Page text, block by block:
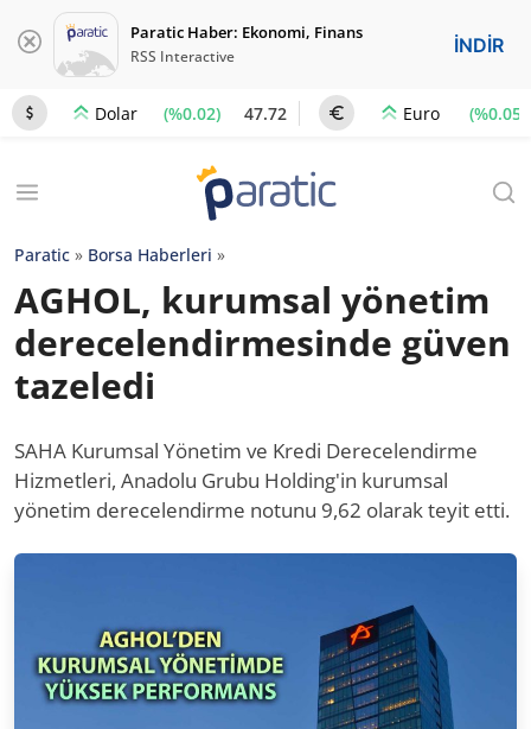
Paratic Haber: Ekonomi, Finans
RSS Interactive İNDİR
Dolar (%0.02) 47.72 Euro (%0.05)
Paratic » Borsa Haberleri »
AGHOL, kurumsal yönetim
derecelendirmesinde güven
tazeledi
SAHA Kurumsal Yönetim ve Kredi Derecelendirme
Hizmetleri, Anadolu Grubu Holding'in kurumsal
yönetim derecelendirme notunu 9,62 olarak teyit etti.